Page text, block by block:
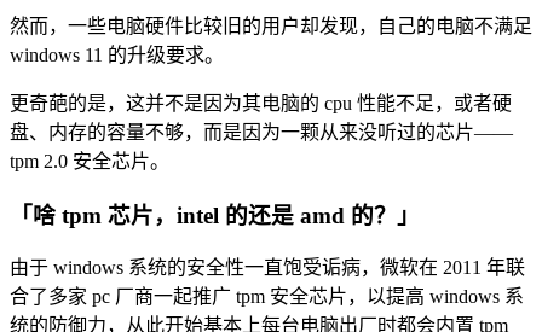
然而，一些电脑硬件比较旧的用户却发现，自己的电脑不满足
windows 11 的升级要求。
更奇葩的是，这并不是因为其电脑的 cpu 性能不足，或者硬
盘、内存的容量不够，而是因为一颗从来没听过的芯片——
tpm 2.0 安全芯片。
「啥 tpm 芯片，intel 的还是 amd 的？」
由于 windows 系统的安全性一直饱受诟病，微软在 2011 年联
合了多家 pc 厂商一起推广 tpm 安全芯片，以提高 windows 系
统的防御力，从此开始基本上每台电脑出厂时都会内置 tpm